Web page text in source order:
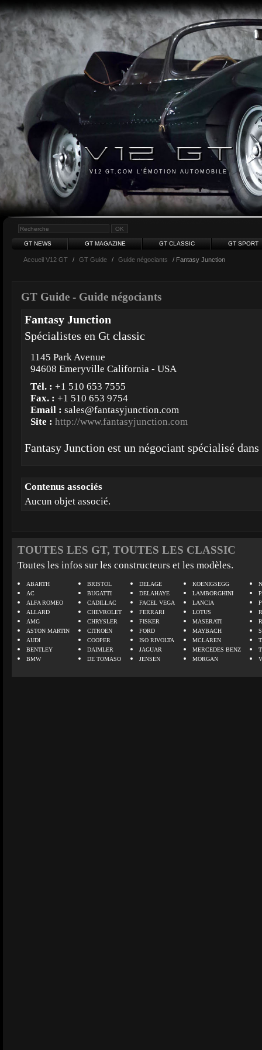
V12 GT.COM L'ÉMOTION AUTOMOBILE
GT NEWS GT MAGAZINE GT CLASSIC GT SPORT
Accueil V12 GT / GT Guide / Guide négociants / Fantasy Junction
GT Guide - Guide négociants
Fantasy Junction
Spécialistes en Gt classic
1145 Park Avenue
94608 Emeryville California - USA
Tél. : +1 510 653 7555
Fax. : +1 510 653 9754
Email : sales@fantasyjunction.com
Site : http://www.fantasyjunction.com
Fantasy Junction est un négociant spécialisé
Contenus associés
Aucun objet associé.
TOUTES LES GT, TOUTES LES CLASSIC
Toutes les infos sur les constructeurs et les modèles.
ABARTH
AC
ALFA ROMEO
ALLARD
AMG
ASTON MARTIN
AUDI
BENTLEY
BMW
BRISTOL
BUGATTI
CADILLAC
CHEVROLET
CHRYSLER
CITROEN
COOPER
DAIMLER
DE TOMASO
DELAGE
DELAHAYE
FACEL VEGA
FERRARI
FISKER
FORD
ISO RIVOLTA
JAGUAR
JENSEN
KOENIGSEGG
LAMBORGHINI
LANCIA
LOTUS
MASERATI
MAYBACH
MCLAREN
MERCEDES BENZ
MORGAN